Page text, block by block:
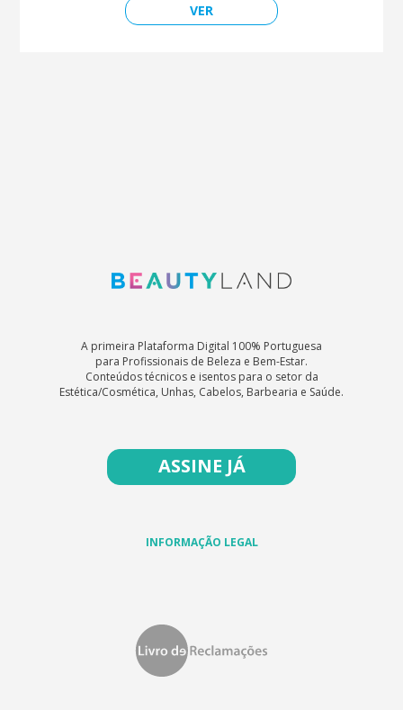
VER
A primeira Plataforma Digital 100% Portuguesa
para Profissionais de Beleza e Bem-Estar.
Conteúdos técnicos e isentos para o setor da
Estética/Cosmética, Unhas, Cabelos, Barbearia e Saúde.
ASSINE JÁ
INFORMAÇÃO LEGAL